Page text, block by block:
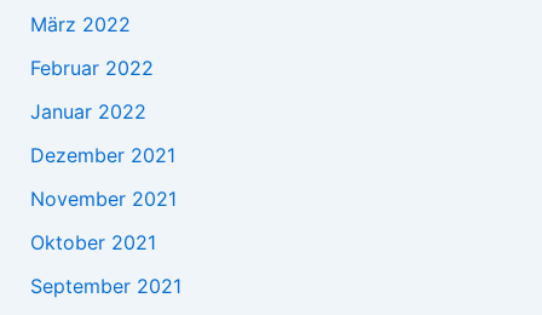
März 2022
Februar 2022
Januar 2022
Dezember 2021
November 2021
Oktober 2021
September 2021